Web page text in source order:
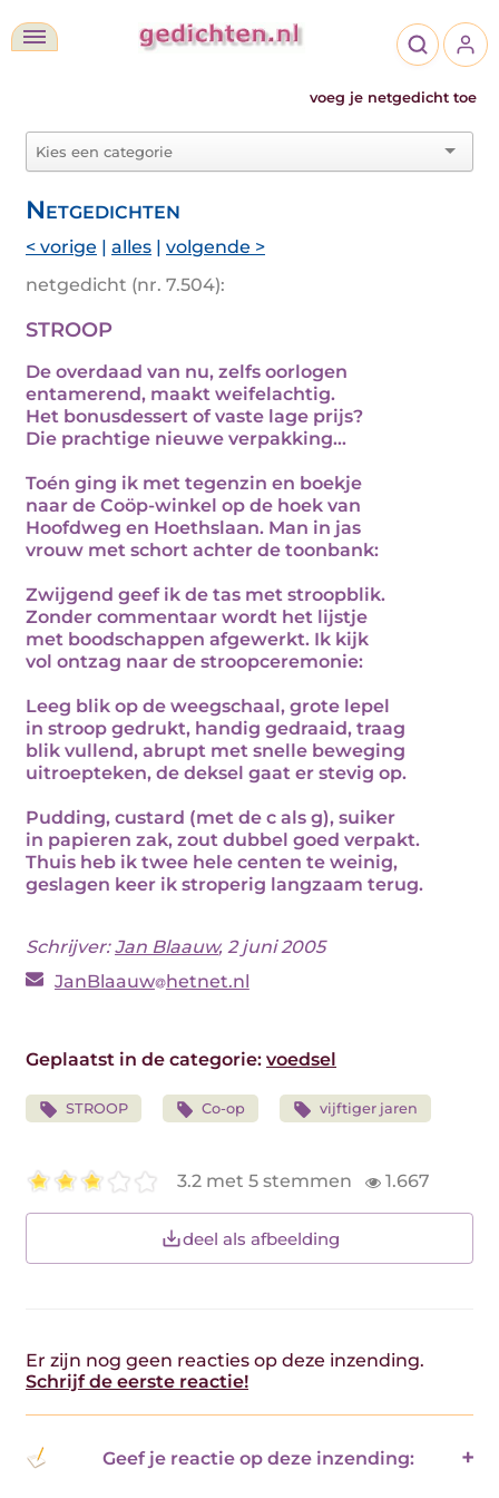
voeg je netgedicht toe
Netgedichten
< vorige | alles | volgende >
netgedicht (nr. 7.504):
STROOP
De overdaad van nu, zelfs oorlogen
entamerend, maakt weifelachtig.
Het bonusdessert of vaste lage prijs?
Die prachtige nieuwe verpakking…
Toén ging ik met tegenzin en boekje
naar de Coöp-winkel op de hoek van
Hoofdweg en Hoethslaan. Man in jas
vrouw met schort achter de toonbank:
Zwijgend geef ik de tas met stroopblik.
Zonder commentaar wordt het lijstje
met boodschappen afgewerkt. Ik kijk
vol ontzag naar de stroopceremonie:
Leeg blik op de weegschaal, grote lepel
in stroop gedrukt, handig gedraaid, traag
blik vullend, abrupt met snelle beweging
uitroepteken, de deksel gaat er stevig op.
Pudding, custard (met de c als g), suiker
in papieren zak, zout dubbel goed verpakt.
Thuis heb ik twee hele centen te weinig,
geslagen keer ik stroperig langzaam terug.
Schrijver:Jan Blaauw, 2 juni 2005
JanBlaauw hetnet.nl
Geplaatst in de categorie: voedsel
STROOP Co-op vijftiger jaren
3.2 met 5 stemmen 1.667
deel als afbeelding
Er zijn nog geen reacties op deze inzending.
Schrijf de eerste reactie!
Geef je reactie op deze inzending: